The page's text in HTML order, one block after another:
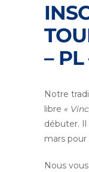
–
Notre
libre «
débuter. Il
mars pour
Nous